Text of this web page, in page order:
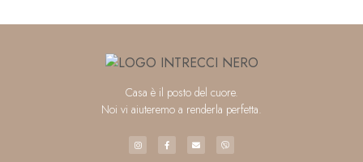
Casa è il posto del cuore.
Noi vi aiuteremo a renderla perfetta.